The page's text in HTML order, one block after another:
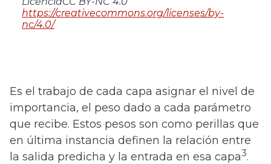
https://creativecommons.org/licenses/by-
nc/4.0/
Es el trabajo de cada capa asignar el nivel de
importancia, el peso dado a cada parámetro
que recibe. Estos pesos son como perillas que
en última instancia definen la relación entre
la salida predicha y la entrada en esa capa3.